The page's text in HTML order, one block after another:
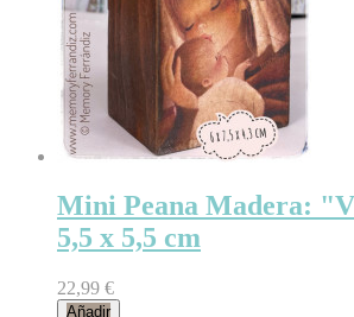
Mini Peana Madera:
5,5 x 5,5 cm
22,99 €
Añadir